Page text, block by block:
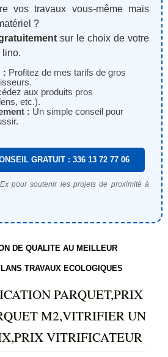
vos travaux vous-même mais
?
sur le choix de votre
lino.
: Profitez de mes tarifs de gros
aux produits pros
etc.).
: Un simple conseil pour
GRATUIT : 336 13 72 77 06
pour soutenir les projets de proximité à
DE QUALITE AU MEILLEUR
TRAVAUX ECOLOGIQUES
PARQUET,PRIX
M2,VITRIFIER UN
VITRIFICATEUR